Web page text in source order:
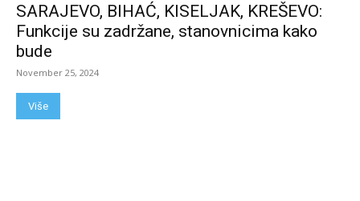
SARAJEVO, BIHAĆ, KISELJAK, KREŠEVO:
Funkcije su zadržane, stanovnicima kako
bude
November 25, 2024
Više